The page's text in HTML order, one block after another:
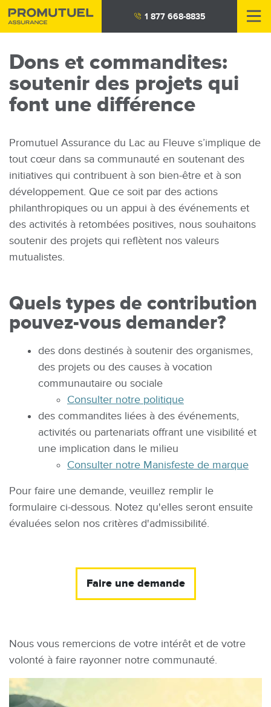
Aller
au
principal
1 877 668-8835
Dons et commandites:
soutenir des projets qui
font une différence
Promutuel Assurance du Lac au Fleuve s’implique de
tout cœur dans sa communauté en soutenant des
initiatives qui contribuent à son bien-être et à son
développement. Que ce soit par des actions
philanthropiques ou un appui à des événements et
des activités à retombées positives, nous souhaitons
soutenir des projets qui reflètent nos valeurs
mutualistes.
Quels types de contribution
pouvez-vous demander?
des dons destinés à soutenir des organismes,
des projets ou des causes à vocation
communautaire ou sociale
Consulter notre politique
des commandites liées à des événements,
activités ou partenariats offrant une visibilité et
une implication dans le milieu
Consulter notre Manisfeste de marque
Pour faire une demande, veuillez remplir le
formulaire ci-dessous. Notez qu'elles seront ensuite
évaluées selon nos critères d'admissibilité.
Faire une demande
Nous vous remercions de votre intérêt et de votre
volonté à faire rayonner notre communauté.
Image